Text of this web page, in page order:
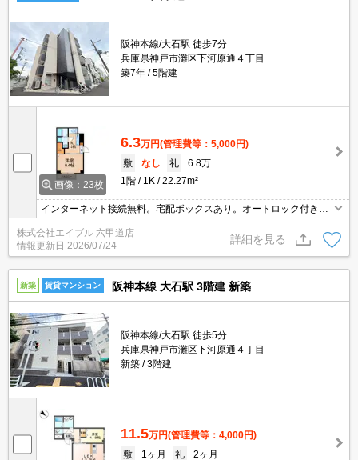
阪神本線/大石駅 徒歩7分
兵庫県神戸市灘区下河原通４丁目
築7年
5階建
画像：23枚
6.3万円(管理費等：5,000円)
敷
なし 礼
6.8万
1階
1K 22.27m²
インターネット接続無料。宅配ボックスあり。オートロック付き
住環境をあなたの目でお確かめください。設備に注目!人気のアイテ
ムせいぞろい。
株式会社エイブル 六甲道店
情報更新日 2026/07/24
詳細を見る
新築 賃貸マンション 阪神本線 大石駅 3階建 新築
阪神本線/大石駅 徒歩5分
兵庫県神戸市灘区下河原通４丁目
新築
3階建
11.5万円(管理費等：4,000円)
敷
1ヶ月 礼
2ヶ月